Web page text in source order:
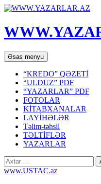
Axtar
Əsas menyu Mühtəviyyata
keç
“KREDO” QƏZETİ
“ULDUZ” PDF
“YAZARLAR” PDF
FOTOLAR
KİTABXANALAR
LAYİHƏLƏR
Təlim-təhsil
TƏLTİFLƏR
YAZARLAR
Axtarış:
www.USTAC.az